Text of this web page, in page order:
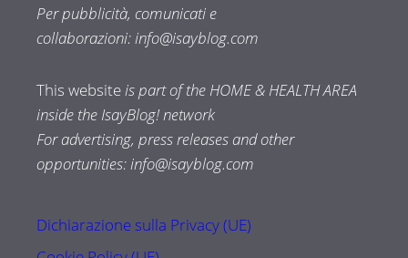
Per pubblicità, comunicati e
collaborazioni: info@isayblog.com
This website is part of the HOME & HEALTH AREA
inside the IsayBlog! network
For advertising, press releases and other
opportunities: info@isayblog.com
Dichiarazione sulla Privacy (UE)